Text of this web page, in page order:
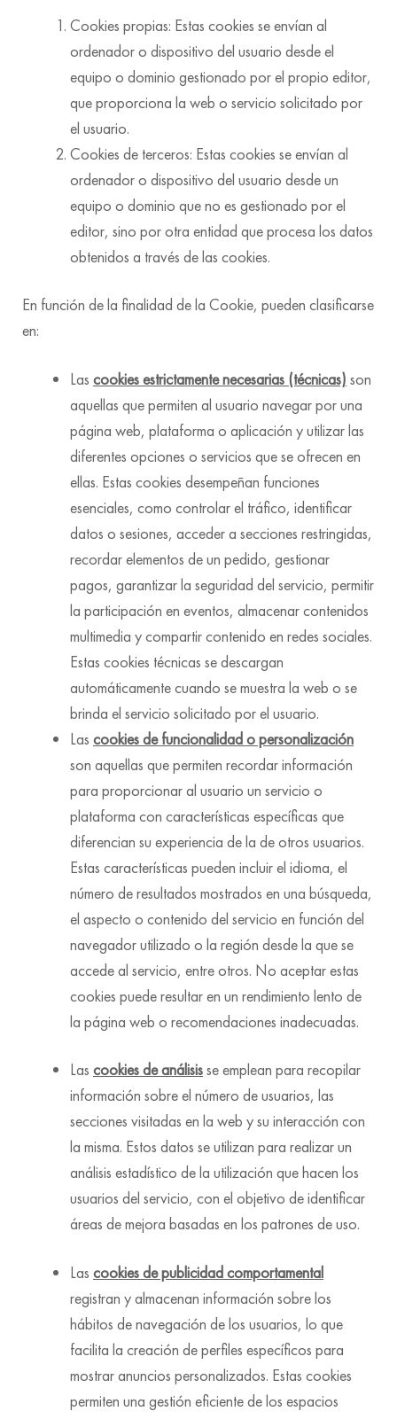
Cookies propias: Estas cookies se envían al
ordenador o dispositivo del usuario desde el
equipo o dominio gestionado por el propio editor,
que proporciona la web o servicio solicitado por
el usuario.
Cookies de terceros: Estas cookies se envían al
ordenador o dispositivo del usuario desde un
equipo o dominio que no es gestionado por el
editor, sino por otra entidad que procesa los datos
obtenidos a través de las cookies.
En función de la finalidad de la Cookie, pueden clasificarse
en:
Las cookies estrictamente necesarias (técnicas) son
aquellas que permiten al usuario navegar por una
página web, plataforma o aplicación y utilizar las
diferentes opciones o servicios que se ofrecen en
ellas. Estas cookies desempeñan funciones
esenciales, como controlar el tráfico, identificar
datos o sesiones, acceder a secciones restringidas,
recordar elementos de un pedido, gestionar
pagos, garantizar la seguridad del servicio, permitir
la participación en eventos, almacenar contenidos
multimedia y compartir contenido en redes sociales.
Estas cookies técnicas se descargan
automáticamente cuando se muestra la web o se
brinda el servicio solicitado por el usuario.
Las cookies de funcionalidad o personalización
son aquellas que permiten recordar información
para proporcionar al usuario un servicio o
plataforma con características específicas que
diferencian su experiencia de la de otros usuarios.
Estas características pueden incluir el idioma, el
número de resultados mostrados en una búsqueda,
el aspecto o contenido del servicio en función del
navegador utilizado o la región desde la que se
accede al servicio, entre otros. No aceptar estas
cookies puede resultar en un rendimiento lento de
la página web o recomendaciones inadecuadas.
Las cookies de análisisse emplean para recopilar
información sobre el número de usuarios, las
secciones visitadas en la web y su interacción con
la misma. Estos datos se utilizan para realizar un
análisis estadístico de la utilización que hacen los
usuarios del servicio, con el objetivo de identificar
áreas de mejora basadas en los patrones de uso.
Las cookies de publicidad comportamental
registran y almacenan información sobre los
hábitos de navegación de los usuarios, lo que
facilita la creación de perfiles específicos para
mostrar anuncios personalizados. Estas cookies
permiten una gestión eficiente de los espacios